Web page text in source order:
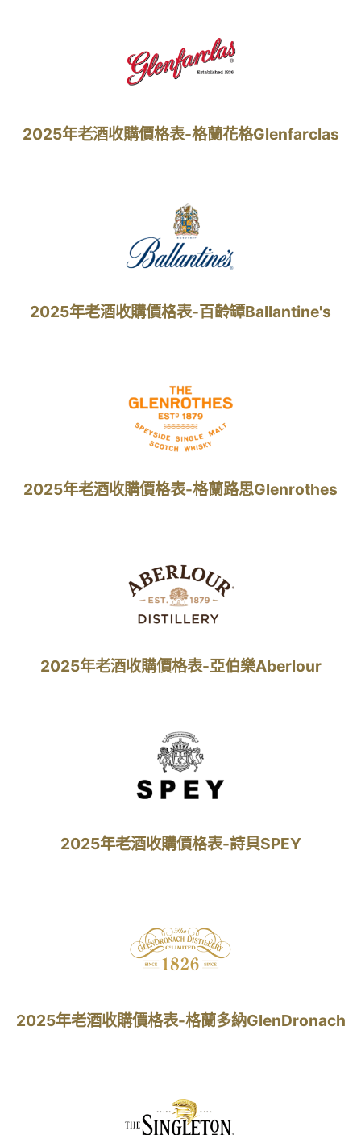
2025年老酒收購價格表-格蘭花格Glenfarclas
2025年老酒收購價格表-百齡罈Ballantine's
2025年老酒收購價格表-格蘭路思Glenrothes
2025年老酒收購價格表-亞伯樂Aberlour
2025年老酒收購價格表-詩貝SPEY
2025年老酒收購價格表-格蘭多納GlenDronach